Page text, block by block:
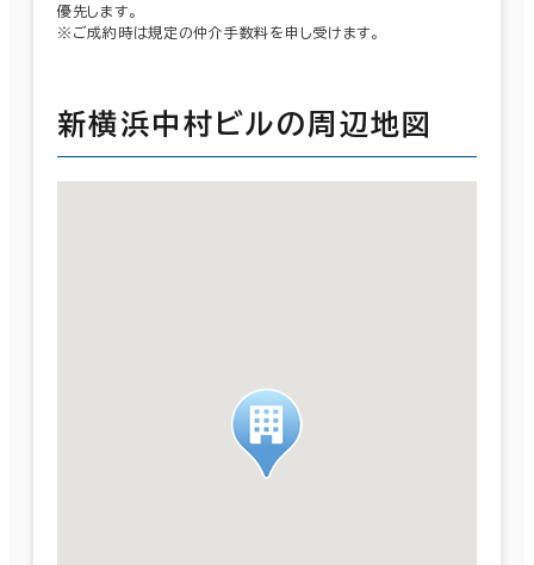
優先します。
※ご成約時は規定の仲介手数料を申し受けます。
新横浜中村ビルの周辺地図